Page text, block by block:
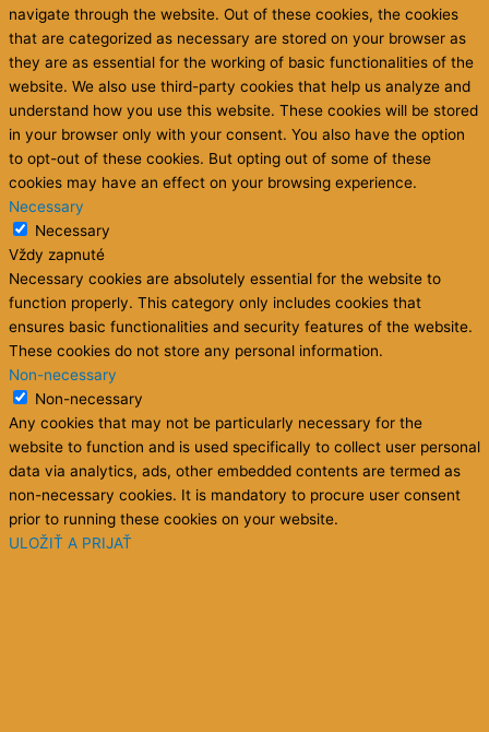
navigate through the website. Out of these cookies, the cookies
that are categorized as necessary are stored on your browser as
they are as essential for the working of basic functionalities of the
website. We also use third-party cookies that help us analyze and
understand how you use this website. These cookies will be stored
in your browser only with your consent. You also have the option
to opt-out of these cookies. But opting out of some of these
cookies may have an effect on your browsing experience.
Necessary
Necessary
Vždy zapnuté
Necessary cookies are absolutely essential for the website to
function properly. This category only includes cookies that
ensures basic functionalities and security features of the website.
These cookies do not store any personal information.
Non-necessary
Non-necessary
Any cookies that may not be particularly necessary for the
website to function and is used specifically to collect user personal
data via analytics, ads, other embedded contents are termed as
non-necessary cookies. It is mandatory to procure user consent
prior to running these cookies on your website.
ULOŽIŤ A PRIJAŤ